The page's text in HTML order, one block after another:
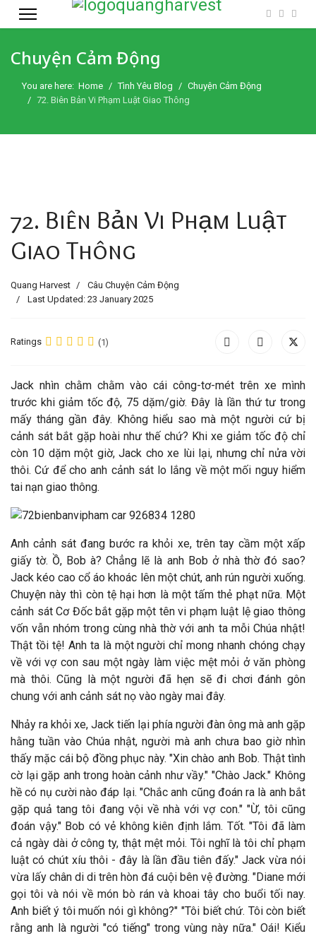
Chuyện Cảm Động
You are here: Home Tình Yêu Blog
Chuyện Cảm Động
72. Biên Bản Vi Phạm Luật Giao Thông
72. Biên Bản Vi Phạm Luật
Giao Thông
Quang Harvest
Câu Chuyện Cảm Động
Last Updated: 23 January 2025
Ratings (1)
Jack nhìn chằm chằm vào cái công-tơ-mét trên xe mình
trước khi giảm tốc độ, 75 dặm/giờ. Đây là lần thứ tư trong
mấy tháng gần đây. Không hiểu sao mà một người cứ bị
cảnh sát bắt gặp hoài như thế chứ? Khi xe giảm tốc độ chỉ
còn 10 dặm một giờ, Jack cho xe lùi lại, nhưng chỉ nửa vời
thôi. Cứ để cho anh cảnh sát lo lắng về một mối nguy hiểm
tai nạn giao thông.
Anh cảnh sát đang bước ra khỏi xe, trên tay cầm một xấp
giấy tờ. Ồ, Bob à? Chẳng lẽ là anh Bob ở nhà thờ đó sao?
Jack kéo cao cổ áo khoác lên một chút, anh rún người xuống.
Chuyện này thì còn tệ hại hơn là một tấm thẻ phạt nữa. Một
cảnh sát Cơ Đốc bắt gặp một tên vi phạm luật lệ giao thông
vốn vẫn nhóm trong cùng nhà thờ với anh ta mỗi Chúa nhật!
Thật tồi tệ! Anh ta là một người chỉ mong nhanh chóng chạy
về với vợ con sau một ngày làm việc mệt mỏi ở văn phòng
mà thôi. Cũng là một người đã hẹn sẽ đi chơi đánh gôn
chung với anh cảnh sát nọ vào ngày mai đây.
Nhảy ra khỏi xe, Jack tiến lại phía người đàn ông mà anh gặp
hằng tuần vào Chúa nhật, người mà anh chưa bao giờ nhìn
thấy mặc cái bộ đồng phục này. "Xin chào anh Bob. Thật tình
cờ lại gặp anh trong hoàn cảnh như vầy." "Chào Jack." Không
hề có nụ cười nào đáp lại. "Chắc anh cũng đoán ra là anh bắt
gặp quả tang tôi đang vội về nhà với vợ con." "Ừ, tôi cũng
đoán vậy." Bob có vẻ không kiên định lắm. Tốt. "Tôi đã làm
cả ngày dài ở công ty, thật mệt mỏi. Tôi nghĩ là tôi chỉ phạm
luật có chút xíu thôi - đây là lần đầu tiên đấy." Jack vừa nói
vừa lấy chân di di trên hòn đá cuội bên vệ đường. "Diane mới
gọi tôi và nói về món bò rán và khoai tây cho buổi tối nay.
Anh biết ý tôi muốn nói gì không?" "Tôi biết chứ. Tôi còn biết
rằng anh là người "có tiếng" trong vùng này nữa." Oái! Kiểu